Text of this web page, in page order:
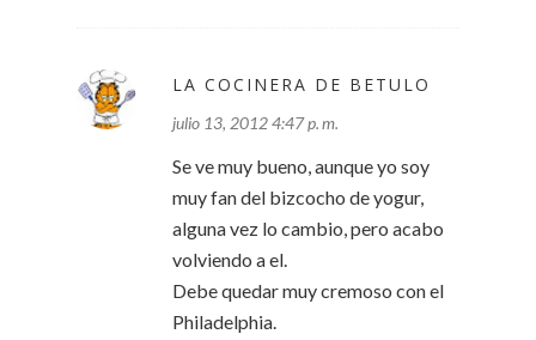
LA COCINERA DE BETULO
julio 13, 2012 4:47 p. m.
Se ve muy bueno, aunque yo soy
muy fan del bizcocho de yogur,
alguna vez lo cambio, pero acabo
volviendo a el.
Debe quedar muy cremoso con el
Philadelphia.